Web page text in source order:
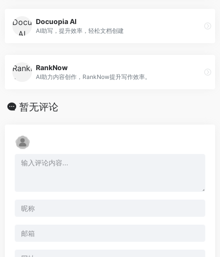
Docuopia AI
AI助写，提升效率，轻松文档创建
RankNow
AI助力内容创作，RankNow提升写作效率。
暂无评论